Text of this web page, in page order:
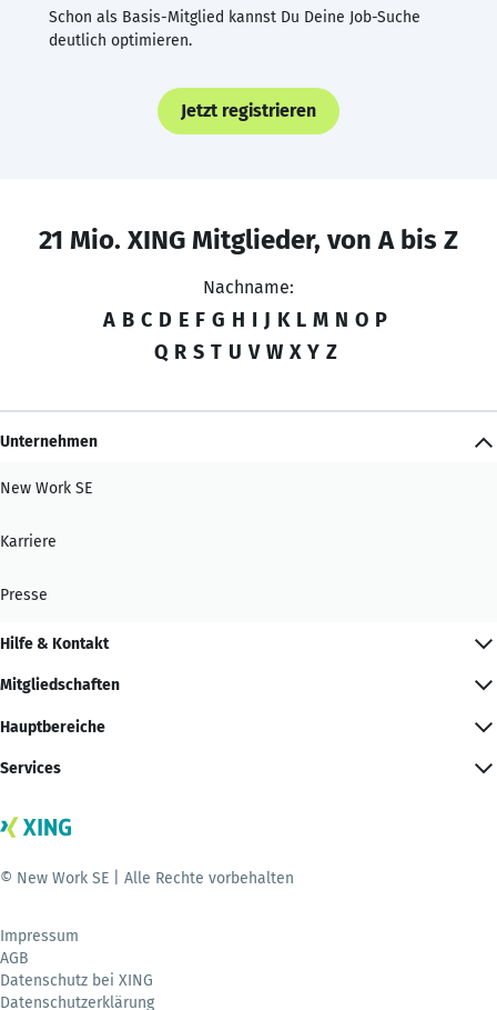
Schon als Basis-Mitglied kannst Du Deine Job-Suche
deutlich optimieren.
Jetzt registrieren
21 Mio. XING Mitglieder, von A bis Z
Nachname:
A B C D E F G H I J K L M N O P
Q R S T U V W X Y Z
Unternehmen
New Work SE
Karriere
Presse
Hilfe & Kontakt
Mitgliedschaften
Hauptbereiche
Services
© New Work SE | Alle Rechte vorbehalten
Impressum
AGB
Datenschutz bei XING
Datenschutzerklärung